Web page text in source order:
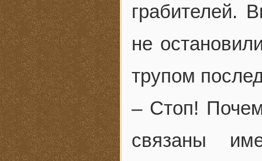
грабителей.
не
трупом
– Стоп!
связаны